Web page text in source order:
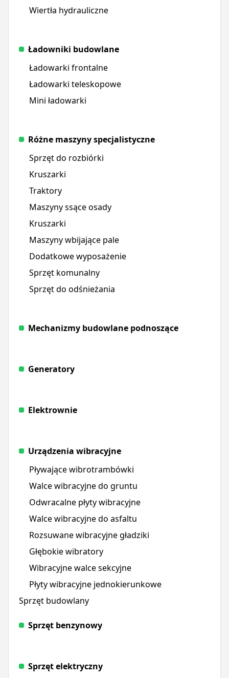
Wiertła hydrauliczne
Ładowniki budowlane
Ładowarki frontalne
Ładowarki teleskopowe
Mini ładowarki
Różne maszyny specjalistyczne
Sprzęt do rozbiórki
Kruszarki
Traktory
Maszyny ssące osady
Kruszarki
Maszyny wbijające pale
Dodatkowe wyposażenie
Sprzęt komunalny
Sprzęt do odśnieżania
Mechanizmy budowlane podnoszące
Generatory
Elektrownie
Urządzenia wibracyjne
Pływające wibrotrambówki
Walce wibracyjne do gruntu
Odwracalne płyty wibracyjne
Walce wibracyjne do asfaltu
Rozsuwane wibracyjne gładziki
Głębokie wibratory
Wibracyjne walce sekcyjne
Płyty wibracyjne jednokierunkowe
Sprzęt budowlany
Sprzęt benzynowy
Sprzęt elektryczny